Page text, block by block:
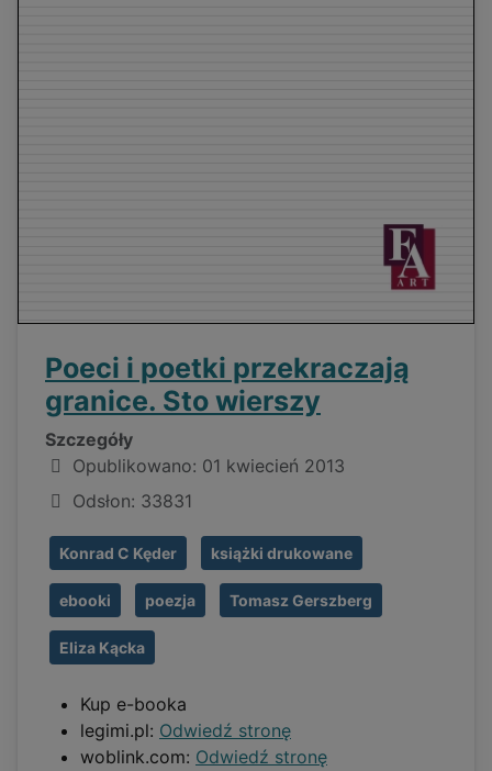
Poeci i poetki przekraczają
granice. Sto wierszy
Szczegóły
Opublikowano: 01 kwiecień 2013
Odsłon: 33831
Konrad C Kęder książki drukowane
ebooki poezja Tomasz Gerszberg
Eliza Kącka
Kup e-booka
legimi.pl: Odwiedź stronę
woblink.com: Odwiedź stronę